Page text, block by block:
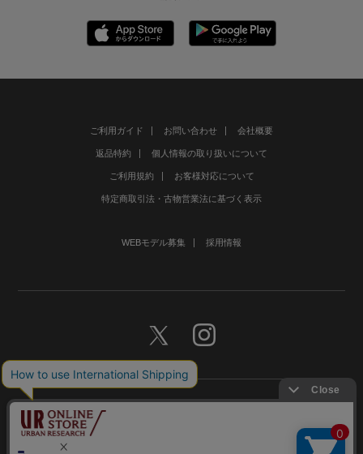
ご利用ガイド お問い合わせ 会社概要
返品特約 個人情報の取り扱いについて
ご利用規約 お客様対応について
特定商取引法・古物営業法に基づく表示
WEBモデル募集 採用情報